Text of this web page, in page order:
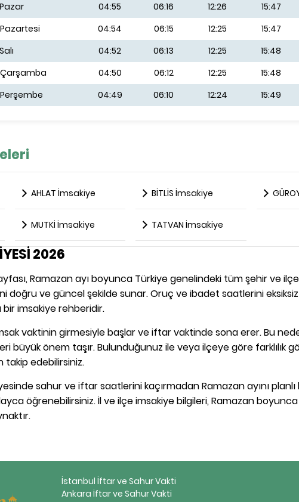
04:55 06:16 12:26 15:47
04:54 06:15 12:25 15:47
04:52 06:13 12:25 15:48
Çarşamba 04:50 06:12 12:25 15:48
04:49 06:10 12:24 15:49
AHLAT İmsakiye BİTLİS İmsakiye
MUTKİ İmsakiye TATVAN İmsakiye
2026
Ramazan ayı boyunca Türkiye genelindeki tüm şehir ve
doğru ve güncel şekilde sunar. Oruç ve ibadet saatlerini
bir imsakiye rehberidir.
vaktinin girmesiyle başlar ve iftar vaktinde sona erer. Bu
büyük önem taşır. Bulunduğunuz ile veya ilçeye göre farklılık
edebilirsiniz.
sahur ve iftar saatlerini kaçırmadan Ramazan ayını
öğrenebilirsiniz. İl ve ilçe imsakiye bilgileri, Ramazan
İstanbul İftar ve Sahur Vakti
Ankara İftar ve Sahur Vakti